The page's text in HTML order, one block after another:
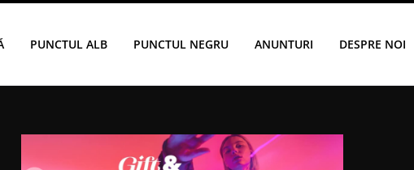
PUNCTUL ALB PUNCTUL NEGRU ANUNTURI DESPRE NOI